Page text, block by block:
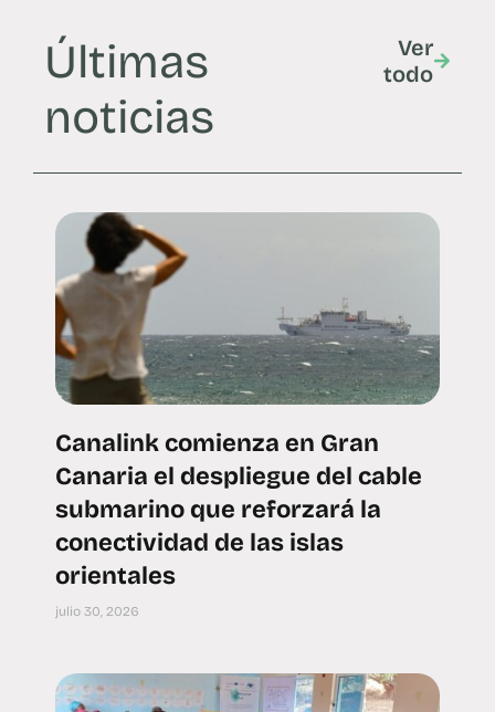
Últimas
noticias
Ver
todo
Canalink comienza en Gran
Canaria el despliegue del cable
submarino que reforzará la
conectividad de las islas
orientales
julio 30, 2026